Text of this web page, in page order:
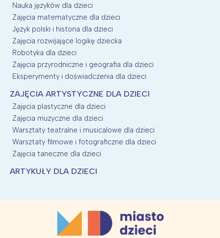
Nauka języków dla dzieci
Zajęcia matematyczne dla dzieci
Język polski i historia dla dzieci
Zajęcia rozwijające logikę dziecka
Robotyka dla dzieci
Zajęcia przyrodniczne i geografia dla dzieci
Eksperymenty i doświadczenia dla dzieci
ZAJĘCIA ARTYSTYCZNE DLA DZIECI
Zajęcia plastyczne dla dzieci
Zajęcia muzyczne dla dzieci
Warsztaty teatralne i musicalowe dla dzieci
Warsztaty filmowe i fotograficzne dla dzieci
Zajęcia taneczne dla dzieci
ARTYKUŁY DLA DZIECI